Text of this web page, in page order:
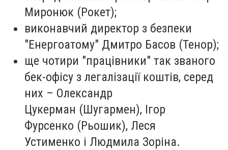
Миронюк (Рокет);
виконавчий директор з безпеки
"Енергоатому" Дмитро Басов (Тенор);
ще чотири "працівники" так званого
бек-офісу з легалізації коштів, серед
них – Олександр
Цукерман (Шугармен), Ігор
Фурсенко (Рьошик), Леся
Устименко і Людмила Зоріна.